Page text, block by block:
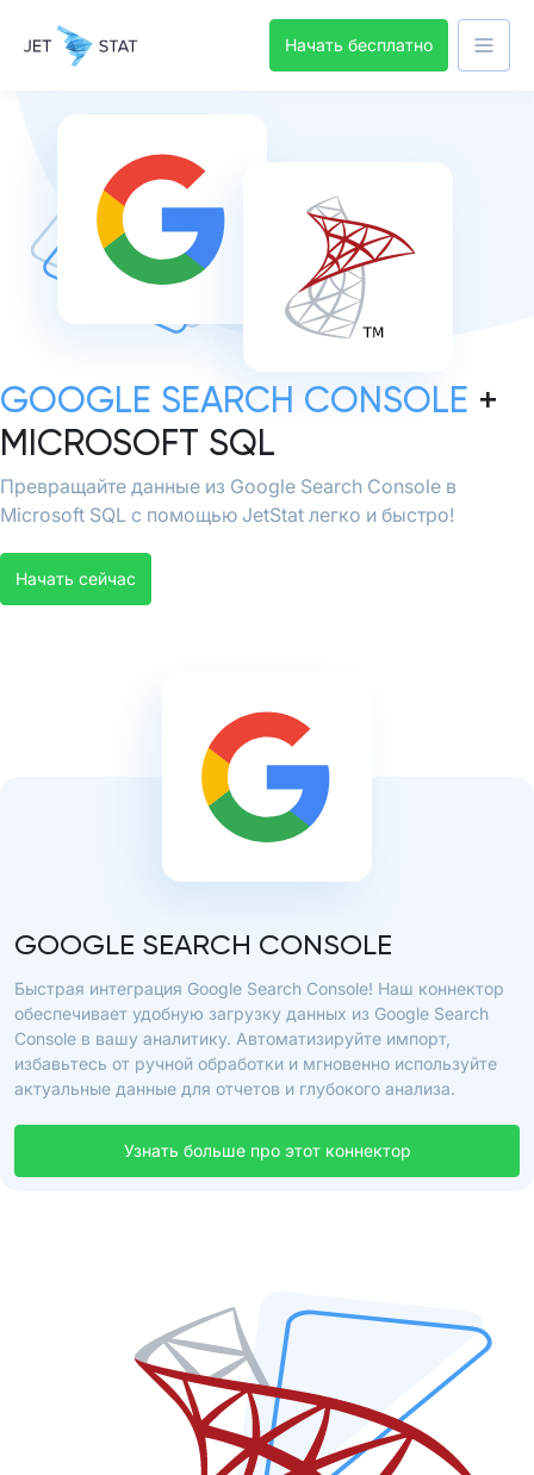
Начать бесплатно
GOOGLE SEARCH CONSOLE +
MICROSOFT SQL
Превращайте данные из Google Search Console в
Microsoft SQL с помощью JetStat легко и быстро!
Начать сейчас
GOOGLE SEARCH CONSOLE
Быстрая интеграция Google Search Console! Наш коннектор
обеспечивает удобную загрузку данных из Google Search
Console в вашу аналитику. Автоматизируйте импорт,
избавьтесь от ручной обработки и мгновенно используйте
актуальные данные для отчетов и глубокого анализа.
Узнать больше про этот коннектор